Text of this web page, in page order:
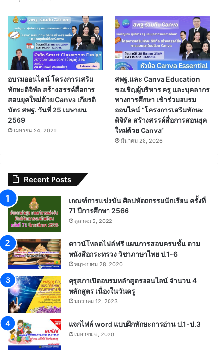
Recent Tech News
เผยแพร่ผลการปฏิบัติงานที่เป็น
เลิศ Best Practices “การ
พัฒนาสื่อจัดการเรียนรู้ เพื่อแก้
ปัญหาให้นักเรียนอ่านออกเขียน
ปีการศึกษา 2569 ของสำนักงาน
สิงห์บุรี
มิถุนายน 24, 2026
ขอเชิญอบรมออนไลน์ โครงการ
เสริมทักษะดิจิทัล สร้างสรรค์สื่อ
การสอนยุคใหม่ด้วย Canva
เกียรติบัตร สพฐ.
พฤษภาคม 26, 2026
อบรมออนไลน์ โครงการเสริม
ทักษะดิจิทัล สร้างสรรค์สื่อการ
สอนยุคใหม่ด้วย Canva เกียรติ
บัตร สพฐ. วันที่ 25 เมษายน
2569
เมษายน 24, 2026
สพฐ.และ Canva Education
ขอเชิญผู้บริหาร ครู และบุคลากร
ทางการศึกษา เข้าร่วมอบรม
ออนไลน์ “โครงการเสริมทักษะ
ใหม่ด้วย Canva“